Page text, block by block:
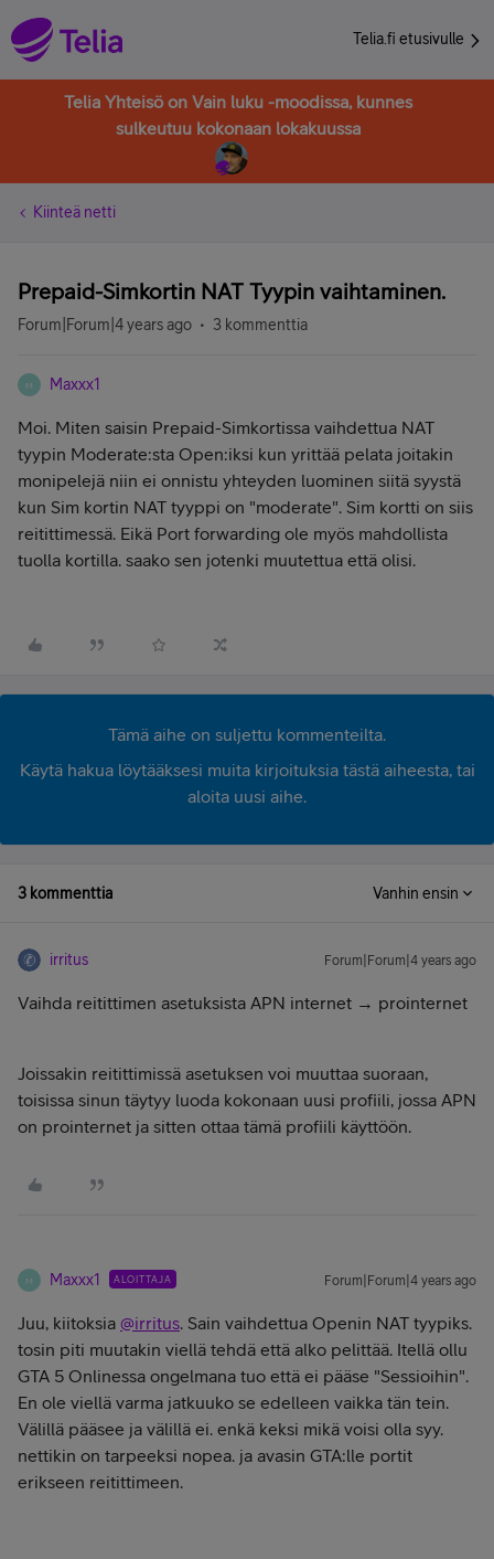
Telia.fi etusivulle
Telia Yhteisö on Vain luku -moodissa, kunnes
sulkeutuu kokonaan lokakuussa
Kiinteä netti
Prepaid-Simkortin NAT Tyypin vaihtaminen.
Forum|Forum|4 years ago 3 kommenttia
M Maxxx1
Moi. Miten saisin Prepaid-Simkortissa vaihdettua NAT
tyypin Moderate:sta Open:iksi kun yrittää pelata joitakin
monipelejä niin ei onnistu yhteyden luominen siitä syystä
kun Sim kortin NAT tyyppi on "moderate". Sim kortti on siis
reitittimessä. Eikä Port forwarding ole myös mahdollista
tuolla kortilla. saako sen jotenki muutettua että olisi.
Tämä aihe on suljettu kommenteilta.
Käytä hakua löytääksesi muita kirjoituksia tästä aiheesta, tai
aloita uusi aihe.
3 kommenttia Vanhin ensin
irritus Forum|Forum|4 years ago
Vaihda reitittimen asetuksista APN internet → prointernet
Joissakin reitittimissä asetuksen voi muuttaa suoraan,
toisissa sinun täytyy luoda kokonaan uusi profiili, jossa APN
on prointernet ja sitten ottaa tämä profiili käyttöön.
M Maxxx1 ALOITTAJA Forum|Forum|4 years ago
Juu, kiitoksia @irritus. Sain vaihdettua Openin NAT tyypiks.
tosin piti muutakin viellä tehdä että alko pelittää. Itellä ollu
GTA 5 Onlinessa ongelmana tuo että ei pääse "Sessioihin".
En ole viellä varma jatkuuko se edelleen vaikka tän tein.
Välillä pääsee ja välillä ei. enkä keksi mikä voisi olla syy.
nettikin on tarpeeksi nopea. ja avasin GTA:lle portit
erikseen reitittimeen.